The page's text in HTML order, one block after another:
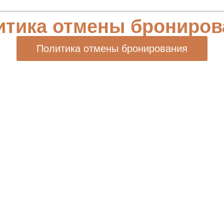
отмены
Политика отмены бронирования